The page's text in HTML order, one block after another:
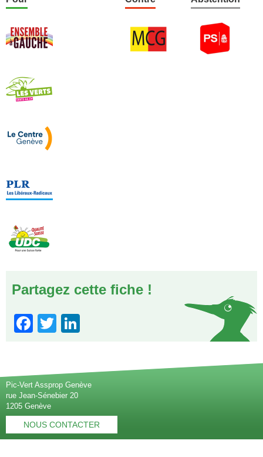
Partagez cette fiche !
Facebook
Twitter
Pic-Vert Assprop Genève
rue Jean-Sénebier 20
1205 Genève
NOUS CONTACTER